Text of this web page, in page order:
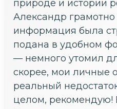
природе и истории
Александр грамотно
информация была
подана в удобном
— немного утомил
скорее, мои личные
реальный
целом, рекомендую!